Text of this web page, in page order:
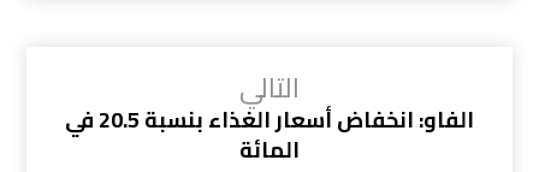
التالي
الفاو: انخفاض أسعار الغذاء بنسبة 20.5 في
المائة